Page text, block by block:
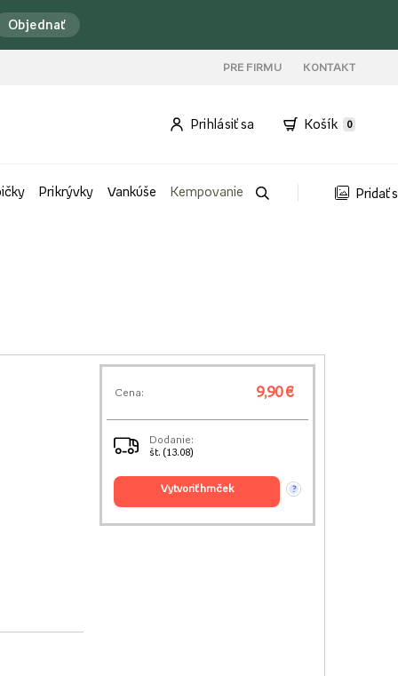
Objednať
PRE FIRMU KONTAKT
Prihlásiť sa Košík 0
Prikrývky Vankúše Kempovanie Pridať
Cena: 9,90 €
Dodanie:
št. (13.08)
vytvoriť hrnček ?